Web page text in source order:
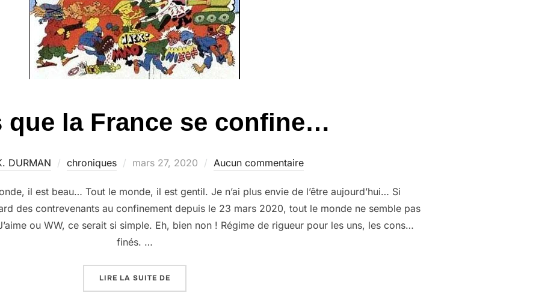
que la France se confine…
DURMAN chroniques
Publié
mars 27, 2020 Aucun commentaire
il est beau… Tout le monde, il est gentil. Je n’ai plus envie de l’être aujourd’hui… Si
des contrevenants au confinement depuis le 23 mars 2020, tout le monde ne semble pas
ou WW, ce serait si simple. Eh, bien non ! Régime de rigueur pour les uns, les cons…
finés. …
LIRE LA SUITE DE